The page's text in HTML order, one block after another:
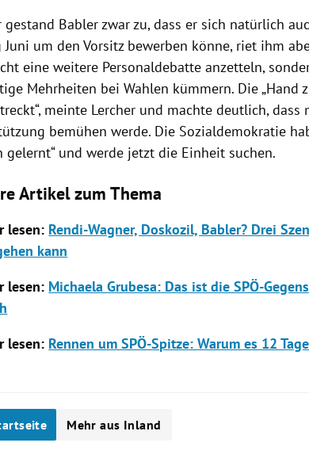
gestand Babler zwar zu, dass er sich natürlich
Juni um den Vorsitz bewerben könne, riet ihm
eine weitere Personaldebatte anzetteln,
Mehrheiten bei Wahlen kümmern. Die „Hand
meinte Lercher und machte deutlich, dass
bemühen werde. Die Sozialdemokratie
gelernt“ und werde jetzt die Einheit suchen.
Artikel zum Thema
lesen: Rendi-Wagner, Doskozil, Babler? Drei
kann
lesen: Michaela Grubesa: Das ist die SPÖ-
lesen: Rennen um SPÖ-Spitze: Warum es 12
Mehr aus Inland